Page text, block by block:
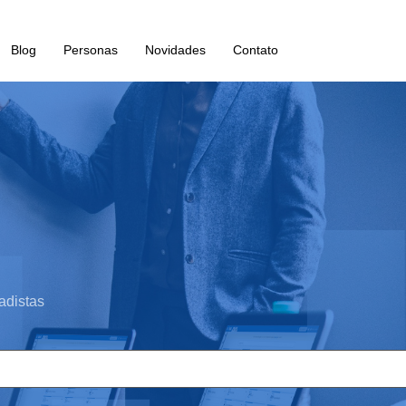
Blog Personas Novidades Contato